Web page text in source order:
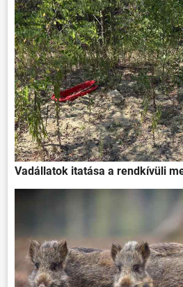
Vadállatok itatása a rendkívüli